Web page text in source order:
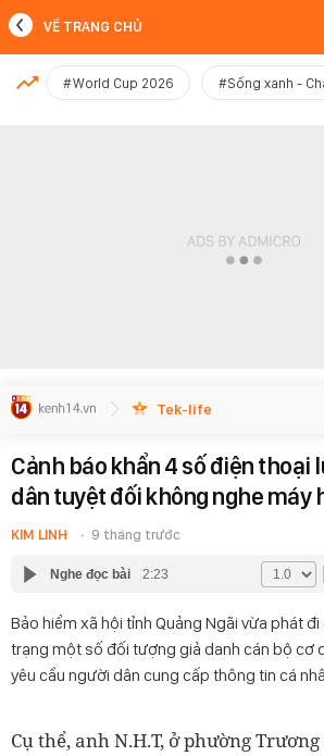
MỚI NHẤT
VỀ TRANG CHỦ
#World Cup 2026 #Sống xanh -
Tek-life
Cảnh báo khẩn 4 số điện thoại
dân tuyệt đối không nghe máy
KIM LINH 9 tháng trước
Nghe đọc bài 2:23
Bảo hiểm xã hội tỉnh Quảng Ngãi vừa phát
trạng một số đối tượng giả danh cán bộ cơ
yêu cầu người dân cung cấp thông tin cá
Cụ thể, anh N.H.T, ở phường